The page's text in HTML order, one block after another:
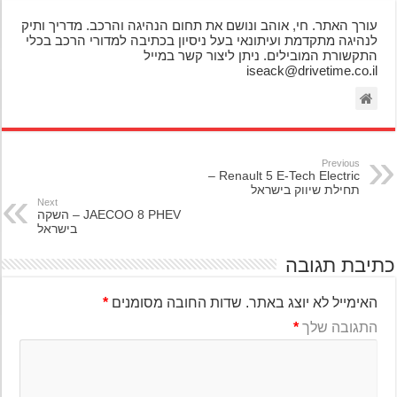
עורך האתר. חי, אוהב ונושם את תחום הנהיגה והרכב. מדריך ותיק
לנהיגה מתקדמת ועיתונאי בעל ניסיון בכתיבה למדורי הרכב בכלי
התקשורת המובילים. ניתן ליצור קשר במייל
iseack@drivetime.co.il
Previous
Renault 5 E-Tech Electric –
תחילת שיווק בישראל
Next
JAECOO 8 PHEV – השקה
בישראל
תגובה
האימייל לא יוצג באתר. שדות החובה מסומנים*
התגובה שלך*